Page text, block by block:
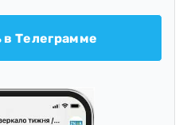
в Телеграмме